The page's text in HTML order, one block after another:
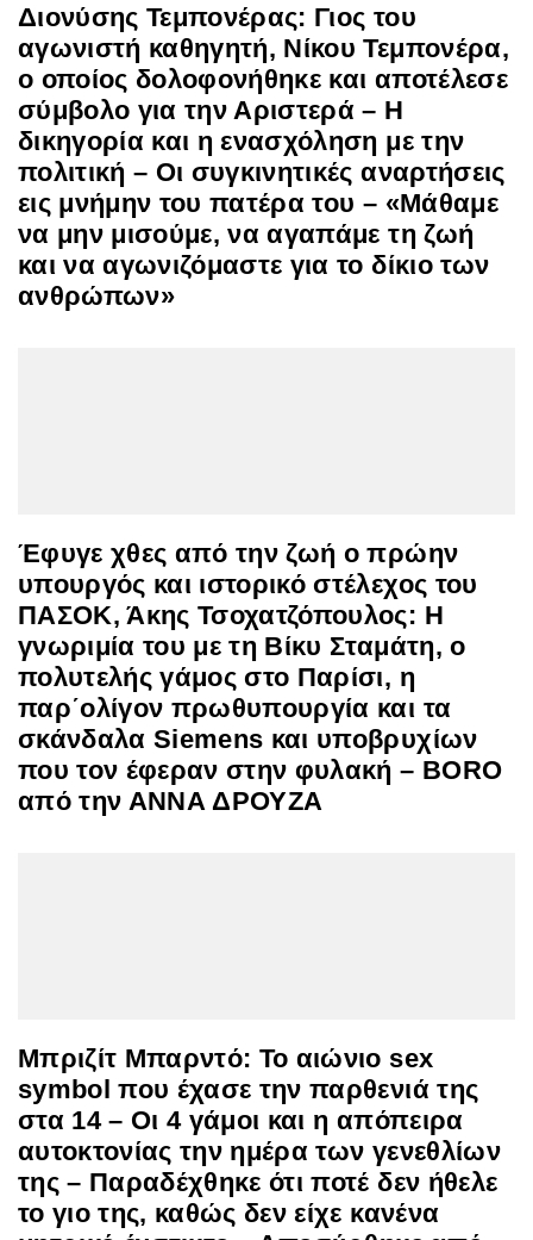
Διονύσης Τεμπονέρας: Γιος του
αγωνιστή καθηγητή, Νίκου Τεμπονέρα,
ο οποίος δολοφονήθηκε και αποτέλεσε
σύμβολο για την Αριστερά – Η
δικηγορία και η ενασχόληση με την
πολιτική – Οι συγκινητικές αναρτήσεις
εις μνήμην του πατέρα του – «Μάθαμε
να μην μισούμε, να αγαπάμε τη ζωή
και να αγωνιζόμαστε για το δίκιο των
ανθρώπων»
Έφυγε χθες από την ζωή ο πρώην
υπουργός και ιστορικό στέλεχος του
ΠΑΣΟΚ, Άκης Τσοχατζόπουλος: Η
γνωριμία του με τη Βίκυ Σταμάτη, ο
πολυτελής γάμος στο Παρίσι, η
παρ΄ολίγον πρωθυπουργία και τα
σκάνδαλα Siemens και υποβρυχίων
που τον έφεραν στην φυλακή – BORO
από την ΑΝΝΑ ΔΡΟΥΖΑ
Μπριζίτ Μπαρντό: To αιώνιο sex
symbol που έχασε την παρθενιά της
στα 14 – Οι 4 γάμοι και η απόπειρα
αυτοκτονίας την ημέρα των γενεθλίων
της – Παραδέχθηκε ότι ποτέ δεν ήθελε
το γιο της, καθώς δεν είχε κανένα